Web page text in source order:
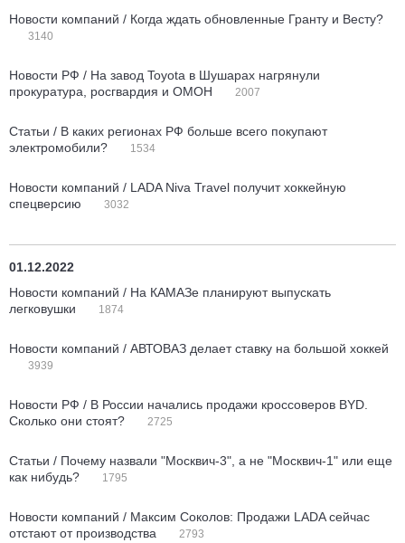
Новости компаний / Когда ждать обновленные Гранту и Весту?
3140
Новости РФ / На завод Toyota в Шушарах нагрянули
прокуратура, росгвардия и ОМОН
2007
Статьи / В каких регионах РФ больше всего покупают
электромобили?
1534
Новости компаний / LADA Niva Travel получит хоккейную
спецверсию
3032
01.12.2022
Новости компаний / На КАМАЗе планируют выпускать
легковушки
1874
Новости компаний / АВТОВАЗ делает ставку на большой хоккей
3939
Новости РФ / В России начались продажи кроссоверов BYD.
Сколько они стоят?
2725
Статьи / Почему назвали "Москвич-3", а не "Москвич-1" или еще
как нибудь?
1795
Новости компаний / Максим Соколов: Продажи LADA сейчас
отстают от производства
2793